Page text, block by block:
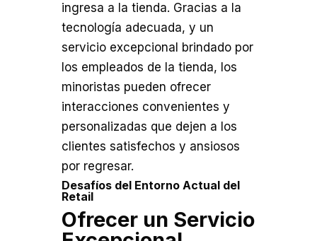
ingresa a la tienda. Gracias a la
tecnología adecuada, y un
servicio excepcional brindado por
los empleados de la tienda, los
minoristas pueden ofrecer
interacciones convenientes y
personalizadas que dejen a los
clientes satisfechos y ansiosos
por regresar.
Desafíos del Entorno Actual del
Retail
Ofrecer un Servicio